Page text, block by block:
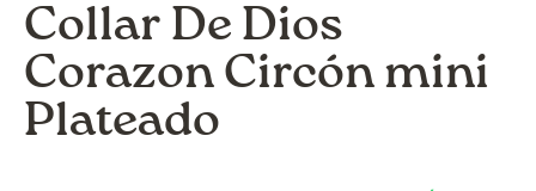
Collar De Dios
Corazon Circón mini
Plateado